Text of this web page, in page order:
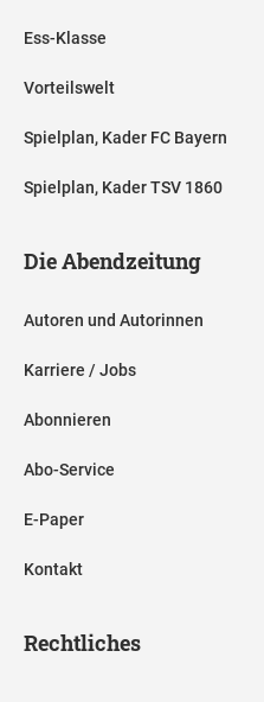
Ess-Klasse
Vorteilswelt
Spielplan, Kader FC Bayern
Spielplan, Kader TSV 1860
Die Abendzeitung
Autoren und Autorinnen
Karriere / Jobs
Abonnieren
Abo-Service
E-Paper
Kontakt
Rechtliches